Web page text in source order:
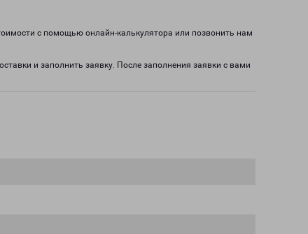
с помощью онлайн-калькулятора или позвонить нам
и заполнить заявку. После заполнения заявки с вами